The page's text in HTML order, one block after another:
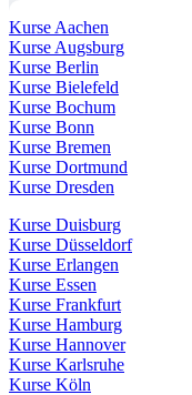
Kurse Aachen
Kurse Augsburg
Kurse Berlin
Kurse Bielefeld
Kurse Bochum
Kurse Bonn
Kurse Bremen
Kurse Dortmund
Kurse Dresden
Kurse Duisburg
Kurse Düsseldorf
Kurse Erlangen
Kurse Essen
Kurse Frankfurt
Kurse Hamburg
Kurse Hannover
Kurse Karlsruhe
Kurse Köln